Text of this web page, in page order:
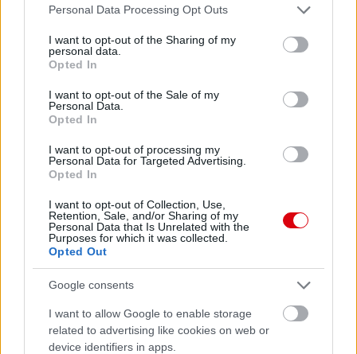
Please note that this website/app uses one or more Google
not limited to your visit or usage behaviour. You may click to
grant or deny consent to Google and its third-party tags to
use your data for below specified purposes in below Google
consent section.
Personal Data Processing Opt Outs
I want to opt-out of the Sharing of my
personal data.
Opted In
I want to opt-out of the Sale of my
Personal Data.
Opted In
I want to opt-out of processing my
Personal Data for Targeted Advertising.
Opted In
I want to opt-out of Collection, Use,
Retention, Sale, and/or Sharing of my
Personal Data that Is Unrelated with the
Purposes for which it was collected.
Opted Out
Google consents
I want to allow Google to enable storage
related to advertising like cookies on web or
device identifiers in apps.